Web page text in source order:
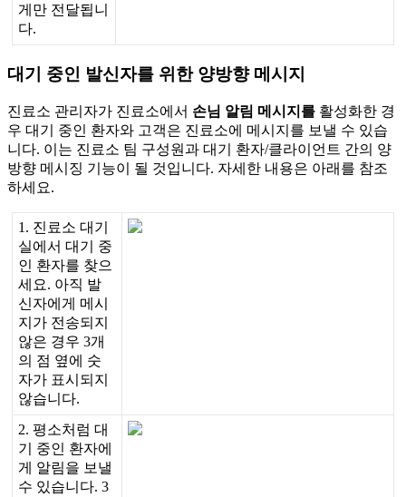
게 만 전 달됩니
다.
대 기 중인 발신자를 위 한 양방향 메 시 지
진 료소 관리 자가 진 료소에 서 손님 알림 메 시 지 를 활성화한 경
우 대 기 중인 환자와 고객은 진 료소에 메 시 지 를 보 낼 수 있습
니 다. 이 는 진 료소 팀 구성원과 대 기 환자/클라이 언 트 간의 양
방향 메 시 징 기 능이 될 것입니 다. 자세 한 내 용은 아래 를 참조
하세 요.
1 . 진 료소 대 기
실에서 대 기
중
인 환자를 찾으
세 요. 아직 발
신자에게 메시
지 가 전 송되 지
않은 경우 3개
의 점 옆에 숫
자가 표시 되 지
않습니 다.
2. 평소처 럼 대
기
중인 환자에
게 알림을 보 낼
수 있습니 다. 3